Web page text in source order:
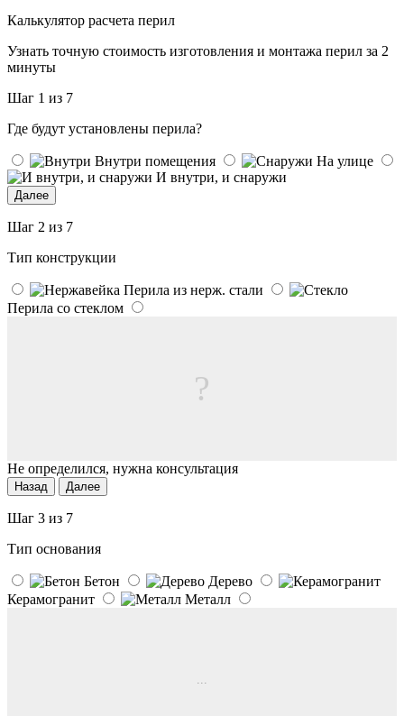
Калькулятор расчета перил
Узнать точную стоимость изготовления и монтажа перил за 2
минуты
Шаг 1 из 7
Где будут установлены перила?
Внутри помещения
На улице
И внутри, и снаружи
Далее
Шаг 2 из 7
Тип конструкции
Перила из нерж. стали
Перила со стеклом
?
Не определился, нужна консультация
Назад Далее
Шаг 3 из 7
Тип основания
Бетон
Дерево
Керамогранит
Металл